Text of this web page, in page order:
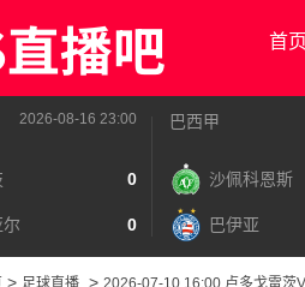
首页
2026-08-16 23:00
0
尔 0
巴西甲
沙佩科恩斯
巴伊亚
> 足球直播 > 2026-07-10 16:00 卢多戈雷茨